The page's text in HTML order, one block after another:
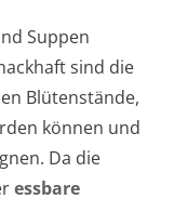
Suppen
sind die
Blütenstände,
können und
Da die
essbare